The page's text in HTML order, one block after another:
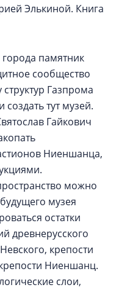
Элькиной. Книга
памятник
сообщество
Газпрома
тут музей.
Гайкович
Ниеншанца,
можно
музея
остатки
древнерусского
крепости
Ниеншанц.
слои,